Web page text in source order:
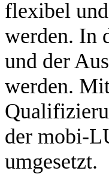
flexibel
werden. In
und der
werden.
der mobi-
umgesetzt.